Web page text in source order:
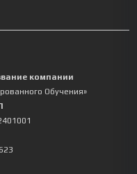
компании
Обучения»